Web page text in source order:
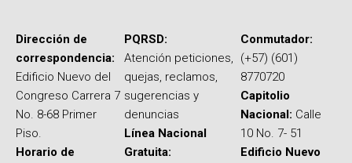
Dirección de
correspondencia:
Edificio Nuevo del
Congreso Carrera 7
No. 8-68 Primer
Piso.
Horario de
PQRSD:
Atención peticiones,
quejas, reclamos,
sugerencias y
denuncias
Línea Nacional
Gratuita:
Conmutador:
(+57) (601)
8770720
Capitolio
Nacional: Calle
10 No. 7- 51
Edificio Nuevo